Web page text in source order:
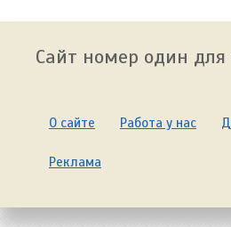
Сайт номер один для
О сайте Работа у нас
Реклама